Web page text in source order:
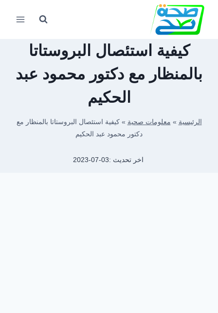
التجاوز
المحتوى
كيفية استئصال البروستاتا
بالمنظار مع دكتور محمود عبد
الحكيم
الرئيسية » معلومات صحية »كيفية استئصال البروستاتا بالمنظار مع
دكتور محمود عبد الحكيم
اخر تحديث :2023-07-03